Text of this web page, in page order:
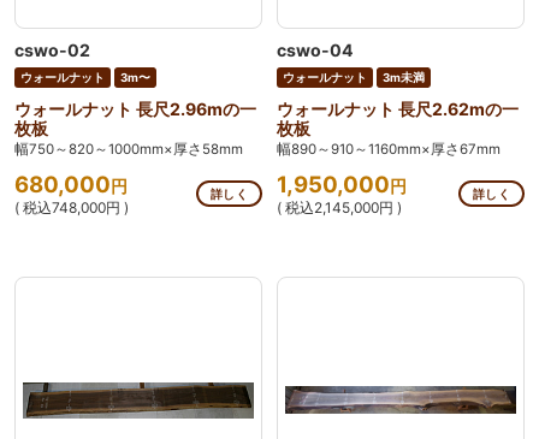
cswo-02
ウォールナット 3m〜
ウォールナット 長尺2.96mの一
枚板
幅750～820～1000mm×厚さ58mm
680,000円
( 税込748,000円 )
詳しく
cswo-04
ウォールナット 3m未満
ウォールナット 長尺2.62mの一
枚板
幅890～910～1160mm×厚さ67mm
1,950,000円
( 税込2,145,000円 )
詳しく